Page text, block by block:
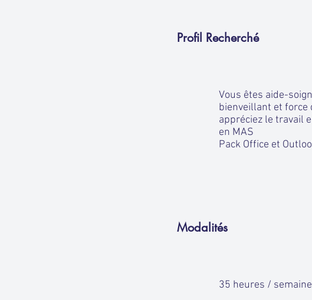
Profil Recherché
Vous êtes aide-
bienveillant et force
appréciez le travail
en MAS
Pack Office et
Modalités
35 heures /